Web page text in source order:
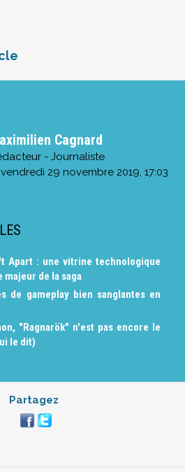
Cagnard
- Journaliste
vendredi 29 novembre 2019, 17:03
Apart : une vitrine technologique
majeur de la saga
de gameplay bien sanglantes en
"Ragnarök" n'est pas encore le
le dit)
Partagez